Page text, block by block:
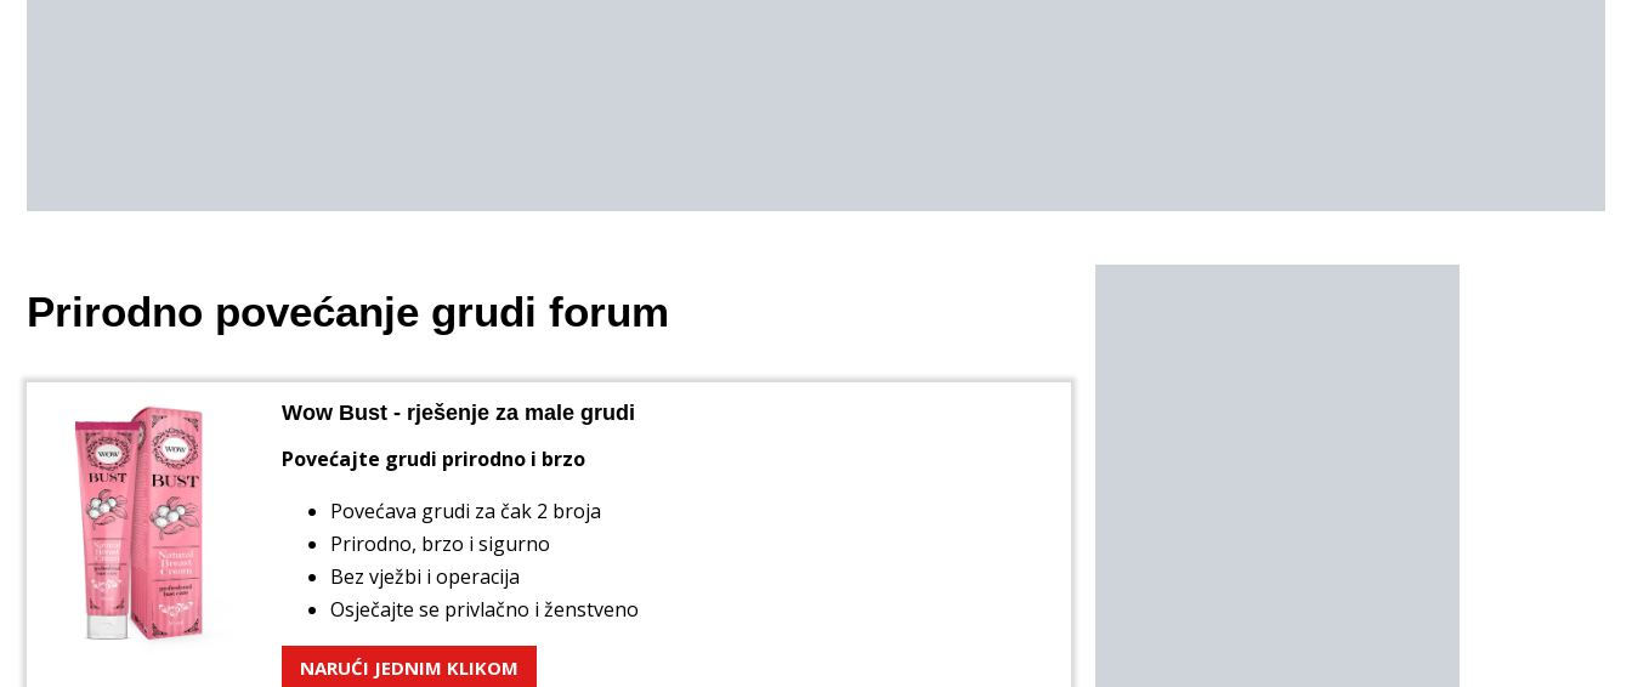
Prirodno povećanje grudi forum
Wow Bust - rješenje za male grudi
Povećajte grudi prirodno i brzo
Povećava grudi za čak 2 broja
Prirodno, brzo i sigurno
Bez vježbi i operacija
Osječajte se privlačno i ženstveno
NARUĆI JEDNIM KLIKOM